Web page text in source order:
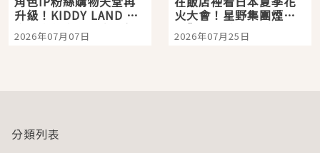
升級！KIDDY LAND 原
宿店吉伊卡哇迎客，新
開幕 OMOKADO 店3分
2026年07月07日
火大會！星野集團煙火
景觀飯店6選，讓你不用
人擠人悠閒欣賞
2026年07月25日
分類列表